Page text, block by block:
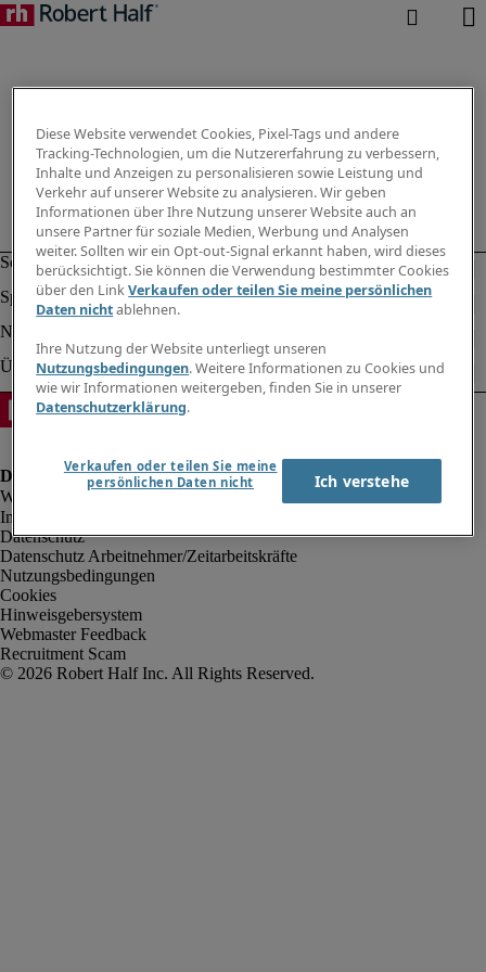
Impressum
Datenschutz
Datenschutz Arbeitnehmer/Zeitarbeitskräfte
Nutzungsbedingungen
Cookies
Hinweisgebersystem
Webmaster Feedback
Recruitment Scam
Diese Website verwendet Cookies, Pixel-Tags und andere
Tracking-Technologien, um die Nutzererfahrung zu verbessern,
Inhalte und Anzeigen zu personalisieren sowie Leistung und
Verkehr auf unserer Website zu analysieren. Wir geben
Informationen über Ihre Nutzung unserer Website auch an
unsere Partner für soziale Medien, Werbung und Analysen
weiter. Sollten wir ein Opt-out-Signal erkannt haben, wird dieses
berücksichtigt. Sie können die Verwendung bestimmter Cookies
über den LinkVerkaufen oder teilen Sie meine persönlichen
Daten nichtablehnen.
Ihre Nutzung der Website unterliegt unseren
Nutzungsbedingungen. Weitere Informationen zu Cookies und
wie wir Informationen weitergeben, finden Sie in unserer
Datenschutzerklärung.
Verkaufen oder teilen Sie meine
persönlichen Daten nicht
Ich verstehe